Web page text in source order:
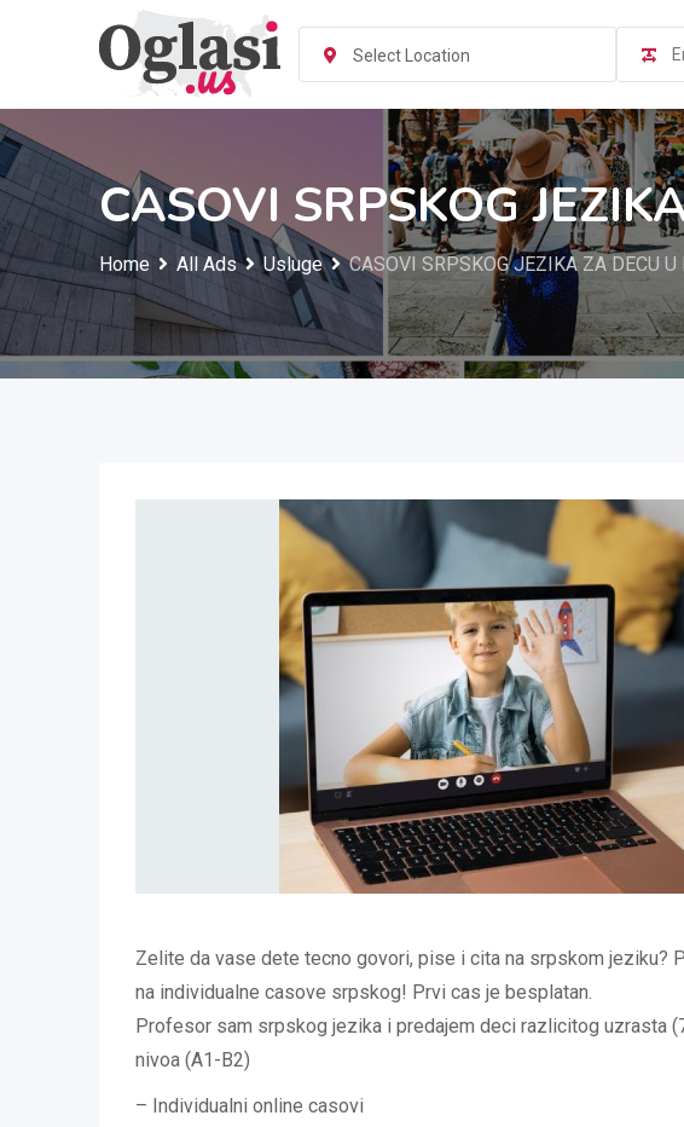
Select Location
CASOVI SRPSKOG
Home All Ads Usluge CASOVI SRPSKOG JEZIKA ZA DECU
Zelite da vase dete tecno govori, pise i cita na srpskom jeziku?
na individualne casove srpskog! Prvi cas je besplatan.
Profesor sam srpskog jezika i predajem deci razlicitog uzrasta
nivoa (A1-B2)
– Individualni online casovi